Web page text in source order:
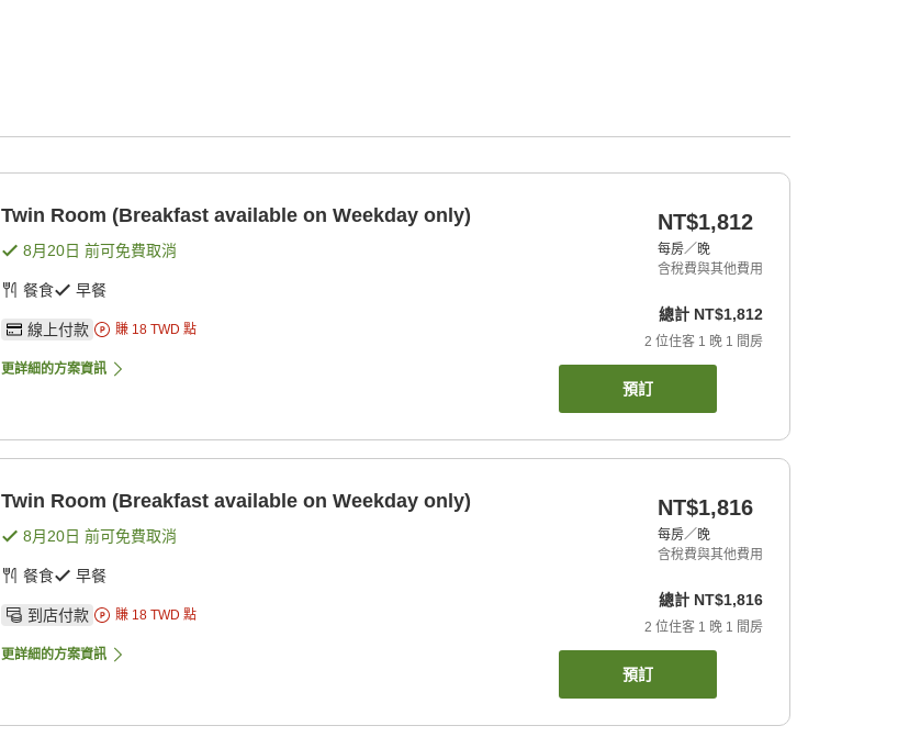
Twin Room (Breakfast available on Weekday only)
8月20日 前可免費取消
餐食 早餐
線上付款 賺 18 TWD 點
更詳細的方案資訊
NT$1,812
每房／晚
含稅費與其他費用
總計 NT$1,812
2 位住客 1 晚 1 間房
預訂
Twin Room (Breakfast available on Weekday only)
8月20日 前可免費取消
餐食 早餐
到店付款 賺 18 TWD 點
更詳細的方案資訊
NT$1,816
每房／晚
含稅費與其他費用
總計 NT$1,816
2 位住客 1 晚 1 間房
預訂